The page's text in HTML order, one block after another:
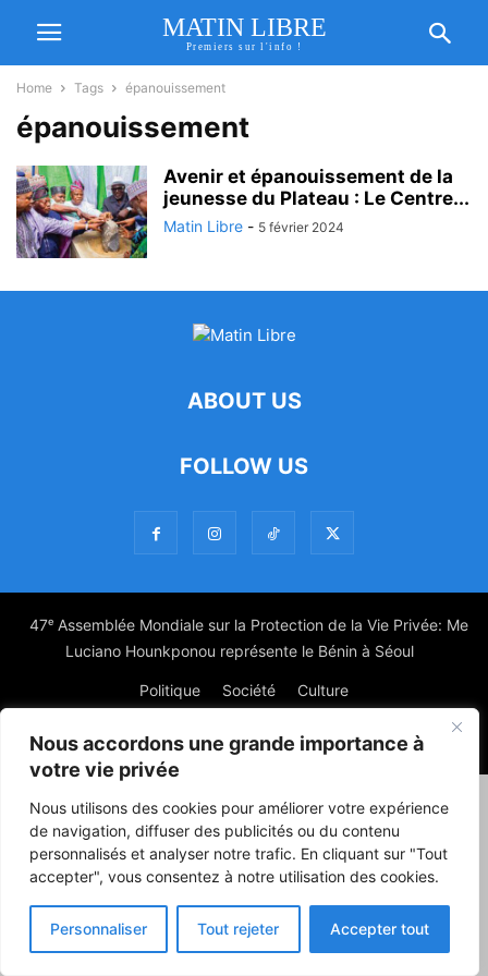
Nous accordons une grande importance à
votre vie privée
Nous utilisons des cookies pour améliorer votre expérience
de navigation, diffuser des publicités ou du contenu
personnalisés et analyser notre trafic. En cliquant sur "Tout
accepter", vous consentez à notre utilisation des cookies.
Personnaliser Tout rejeter Accepter tout
MATIN LIBRE
Premiers sur l'info !
Home Tags épanouissement
épanouissement
Avenir et épanouissement de la
jeunesse du Plateau : Le Centre...
Matin Libre - 5 février 2024
ABOUT US
FOLLOW US
47ᵉ Assemblée Mondiale sur la Protection de la Vie Privée: Me
Luciano Hounkponou représente le Bénin à Séoul
Politique Société Culture
© Powered by digitXplus Francophone